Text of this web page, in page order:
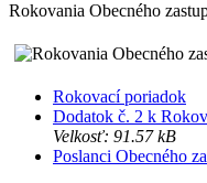
Rokovania Obecného
Rokovací poriadok
Dodatok č. 2 k
Velkosť: 91.57 kB
Poslanci Obecného